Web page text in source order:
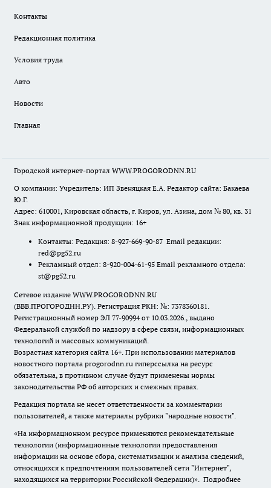
Контакты
Редакционная политика
Условия труда
Авто
Новости
Главная
Городской интернет-портал WWW.PROGORODNN.RU
О компании: Учредитель: ИП Звеняцкая Е.А. Редактор сайта: Бакаева
Ю.Г.
Адрес: 610001, Кировская область, г. Киров, ул. Азина, дом № 80, кв. 31
Знак информационной продукции: 16+
Контакты: Редакция: 8-927-669-90-87 Email редакции:
red@pg52.ru
Рекламный отдел: 8-920-004-61-95 Email рекламного отдела:
st@pg52.ru
Сетевое издание WWW.PROGORODNN.RU
(ВВВ.ПРОГОРОДНН.РУ). Регистрация РКН: №: 7378360181.
Регистрационный номер ЭЛ 77-90994 от 10.03.2026., выдано
Федеральной службой по надзору в сфере связи, информационных
технологий и массовых коммуникаций.
Возрастная категория сайта 16+. При использовании материалов
новостного портала progorodnn.ru гиперссылка на ресурс
обязательна, в противном случае будут применены нормы
законодательства РФ об авторских и смежных правах.
Редакция портала не несет ответственности за комментарии
пользователей, а также материалы рубрики "народные новости".
«На информационном ресурсе применяются рекомендательные
технологии (информационные технологии предоставления
информации на основе сбора, систематизации и анализа сведений,
относящихся к предпочтениям пользователей сети "Интернет",
находящихся на территории Российской Федерации)». Подробнее